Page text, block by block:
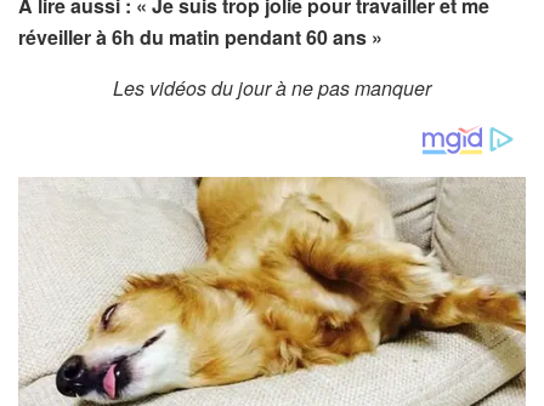
réveiller à 6h du matin pendant 60 ans »
Les vidéos du jour à ne pas manquer